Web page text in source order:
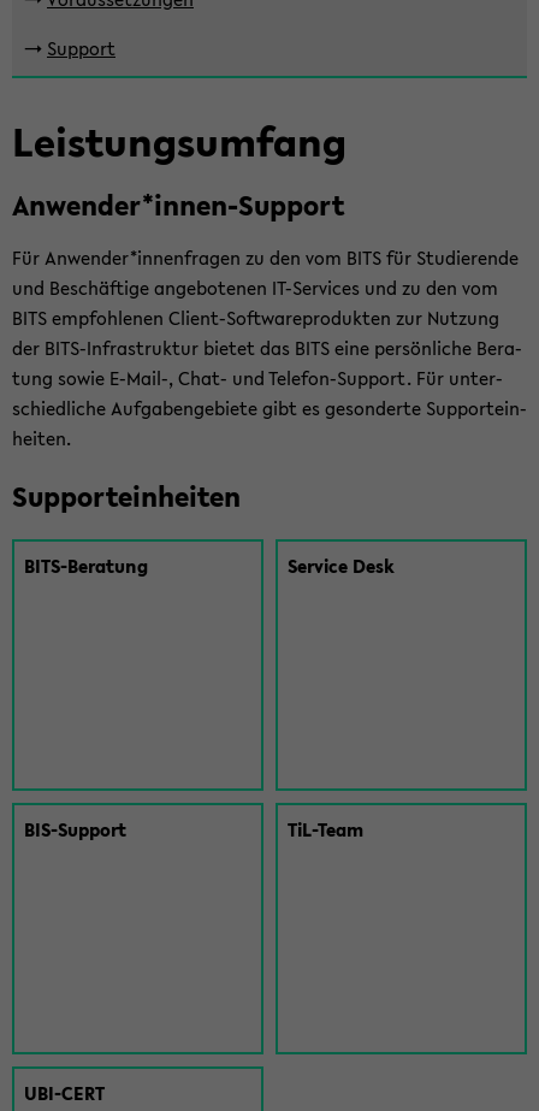
der
Sek­
on
wech­
seln
-> Sup­port
Leis­tungs­um­fang
An­wen­der*innen-​Support
Für An­wen­der*in­nen­fra­gen zu den vom BITS für Stu­die­ren­de
und Be­schäf­ti­ge an­ge­bo­te­nen IT-​Services und zu den vom
BITS emp­foh­le­nen Client-​Softwareprodukten zur Nut­zung
der BITS-​Infrastruktur bie­tet das BITS eine per­sön­li­che Be­ra­
tung sowie E-​Mail-, Chat- und Telefon-​Support. Für un­ter­
schied­li­che Auf­ga­ben­ge­bie­te gibt es ge­son­der­te Sup­port­ein­
hei­ten.
Sup­port­ein­hei­ten
BITS-​Beratung Ser­vice Desk
BIS-​Support TiL-​Team
UBI-​CERT